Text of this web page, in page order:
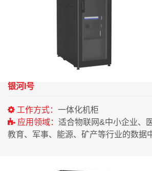
银河I号
工作方式： 一体化机柜
应用领域： 适合物联网&中小企业、
教育、军事、能源、矿产等行业的数据